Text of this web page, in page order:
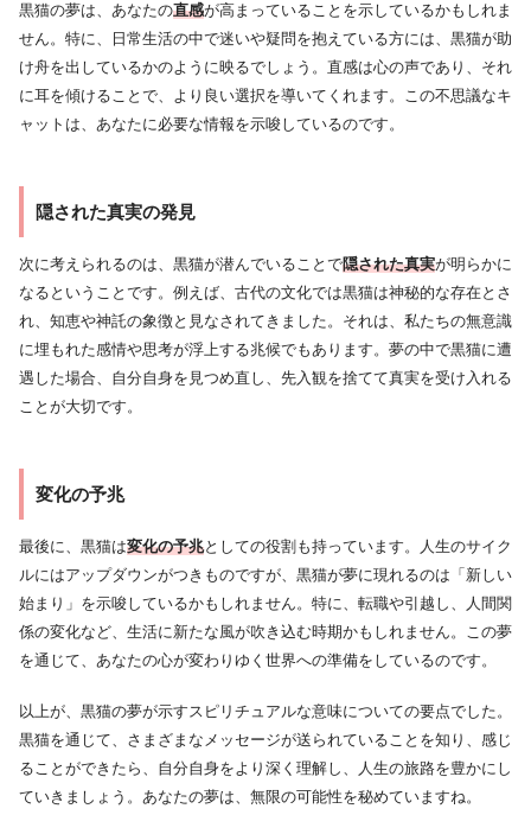
黒猫の夢は、あなたの直感が高まっていることを示しているかもしれま
せん。特に、日常生活の中で迷いや疑問を抱えている方には、黒猫が助
け舟を出しているかのように映るでしょう。直感は心の声であり、それ
に耳を傾けることで、より良い選択を導いてくれます。この不思議なキ
ャットは、あなたに必要な情報を示唆しているのです。
隠された真実の発見
次に考えられるのは、黒猫が潜んでいることで隠された真実が明らかに
なるということです。例えば、古代の文化では黒猫は神秘的な存在とさ
れ、知恵や神託の象徴と見なされてきました。それは、私たちの無意識
に埋もれた感情や思考が浮上する兆候でもあります。夢の中で黒猫に遭
遇した場合、自分自身を見つめ直し、先入観を捨てて真実を受け入れる
ことが大切です。
変化の予兆
最後に、黒猫は変化の予兆としての役割も持っています。人生のサイク
ルにはアップダウンがつきものですが、黒猫が夢に現れるのは「新しい
始まり」を示唆しているかもしれません。特に、転職や引越し、人間関
係の変化など、生活に新たな風が吹き込む時期かもしれません。この夢
を通じて、あなたの心が変わりゆく世界への準備をしているのです。
以上が、黒猫の夢が示すスピリチュアルな意味についての要点でした。
黒猫を通じて、さまざまなメッセージが送られていることを知り、感じ
ることができたら、自分自身をより深く理解し、人生の旅路を豊かにし
ていきましょう。あなたの夢は、無限の可能性を秘めていますね。